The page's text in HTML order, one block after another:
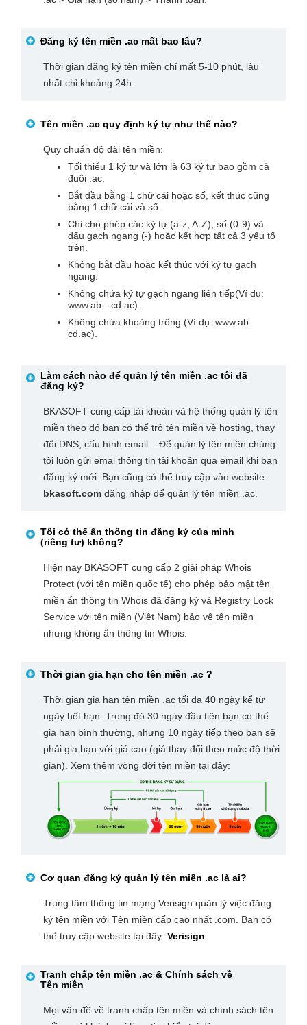
Đăng ký tên miền .acmất bao lâu?
Thời gian đăng ký tên miền chỉ mất 5-10 phút, lâu
nhất chỉ khoảng 24h.
Tên miền .acquy định ký tự như thế nào?
Quy chuẩn độ dài tên miền:
Tối thiểu 1 ký tự và lớn là 63 ký tự bao gồm cả
đuôi .ac.
Bắt đầu bằng 1 chữ cái hoặc số, kết thúc cũng
bằng 1 chữ cái và số.
Chỉ cho phép các ký tự (a-z, A-Z), số (0-9) và
dấu gạch ngang (-) hoặc kết hợp tất cả 3 yếu tố
trên.
Không bắt đầu hoặc kết thúc với ký tự gạch
ngang.
Không chứa ký tự gạch ngang liên tiếp(Ví dụ:
www.ab- -cd.ac).
Không chứa khoảng trống (Ví dụ: www.ab
cd.ac).
Làm cách nào để quản lý tên miền .actôi đã
đăng ký?
BKASOFT cung cấp tài khoản và hệ thống quản lý tên
miền theo đó bạn có thể trỏ tên miền về hosting, thay
đổi DNS, cấu hình email... Để quản lý tên miền chúng
tôi luôn gửi emai thông tin tài khoản qua email khi bạn
đăng ký mới. Bạn cũng có thể truy cập vào website
bkasoft.com đăng nhập để quản lý tên miền .ac.
Tôi có thể ẩn thông tin đăng ký của mình
(riêng tư) không?
Hiện nay BKASOFT cung cấp 2 giải pháp Whois
Protect (với tên miền quốc tế) cho phép bảo mật tên
miền ẩn thông tin Whois đã đăng ký và Registry Lock
Service với tên miền (Việt Nam) bảo vệ tên miền
nhưng không ẩn thông tin Whois.
Thời gian gia hạn cho tên miền .ac?
Thời gian gia hạn tên miền .ac tối đa 40 ngày kể từ
ngày hết hạn. Trong đó 30 ngày đầu tiên bạn có thể
gia hạn bình thường, nhưng 10 ngày tiếp theo bạn sẽ
phải gia hạn với giá cao (giá thay đổi theo mức độ thời
gian). Xem thêm vòng đời tên miền tại đây:
Cơ quan đăng ký quản lý tên miền .aclà ai?
Trung tâm thông tin mạng Verisign quản lý việc đăng
ký tên miền với Tên miền cấp cao nhất .com. Bạn có
thể truy cập website tại đây:Verisign.
Tranh chấp tên miền .ac& Chính sách về
Tên miền
Mọi vấn đề về tranh chấp tên miền và chính sách tên